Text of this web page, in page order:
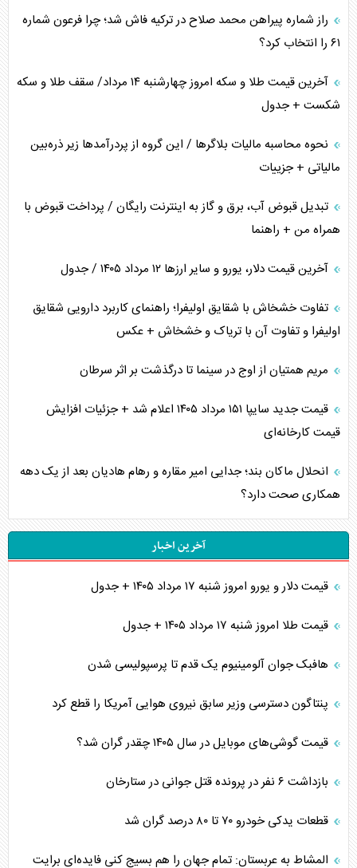
ترامپ و توهم خلع سلاح حماس
راز شماره پیراهن محمد صلاح در ترکیه فاش شد؛ چرا فرعون شماره
۶۱ را انتخاب کرد؟
آخرین قیمت طلا و سکه امروز چهارشنبه ۱۴ مرداد/ سقف طلا و سکه
شکست + جدول
نحوه محاسبه مالیات بلاگر‌ها / این گروه از پردرآمد‌ها زیر ذره‌بین
مالیاتی + جزییات
تبدیل قبوض آب، برق و گاز به اینترنت رایگان / پرداخت قبوض با
همراه من + راهنما
آخرین قیمت دلار، یورو و سایر ارز‌ها ۱۲ مرداد ۱۴۰۵ / جدول
تفاوت خشخاش با شقایق اولیفرا؛ راهنمای کاربرد دارویی شقایق
اولیفرا و تفاوت آن با تریاک و خشخاش + عکس
مریم همتیان از اوج در سینما تا درگذشت بر اثر سرطان
قیمت جدید سایپا ۱۵۱ مرداد ۱۴۰۵ اعلام شد + جزئیات افزایش
قیمت کارخانه‌ای
انحلال ماکان بند؛ جدایی امیر مقاره و رهام هادیان بعد از یک دهه
همکاری صحت دارد؟
آخرین اخبار
قیمت دلار و یورو امروز شنبه ۱۷ مرداد ۱۴۰۵ + جدول
قیمت طلا امروز شنبه ۱۷ مرداد ۱۴۰۵ + جدول
هافبک جوان آلومینیوم یک قدم تا پرسپولیسی شدن
پنتاگون دسترسی وزیر سابق نیروی هوایی آمریکا را قطع کرد
قیمت گوشی‌های موبایل در سال ۱۴۰۵ چقدر گران شد؟
بازداشت ۶ نفر در پرونده قتل جوانی در ستارخان
قطعات یدکی خودرو ۷۰ تا ۸۰ درصد گران شد
المشاط به عربستان: تمام جهان را هم بسیج کنی فایده‌ای برایت